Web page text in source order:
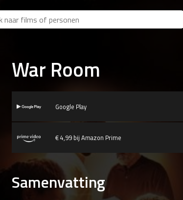
War Room
Google Play
€ 4,99 bij Amazon Prime
Samenvatting